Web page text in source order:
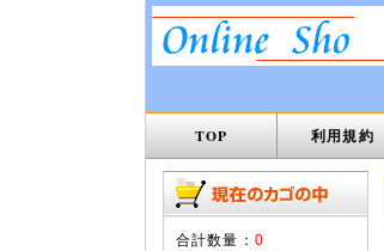
TOP 利用規約
合計数量： 0